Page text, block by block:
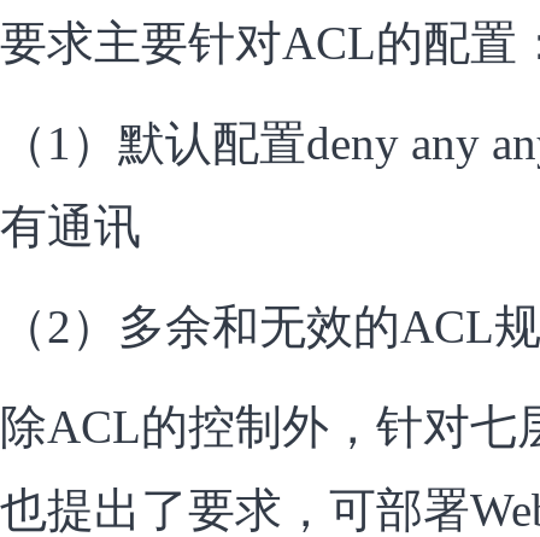
要求主要针对ACL的配置
（1）默认配置deny any
有通讯
（2）多余和无效的ACL
除ACL的控制外，针对七
也提出了要求，可部署